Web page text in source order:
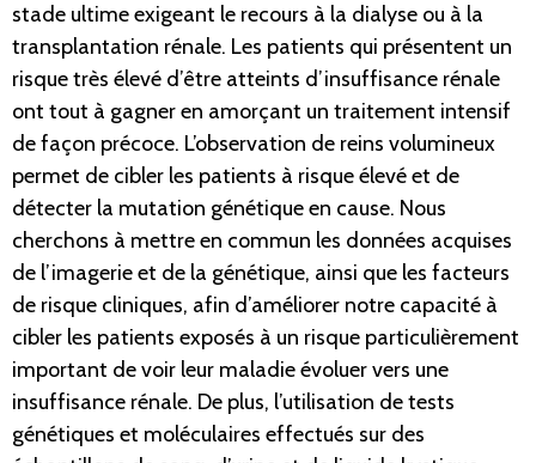
stade ultime exigeant le recours à la dialyse ou à la
transplantation rénale. Les patients qui présentent un
risque très élevé d’être atteints d’insuffisance rénale
ont tout à gagner en amorçant un traitement intensif
de façon précoce. L’observation de reins volumineux
permet de cibler les patients à risque élevé et de
détecter la mutation génétique en cause. Nous
cherchons à mettre en commun les données acquises
de l’imagerie et de la génétique, ainsi que les facteurs
de risque cliniques, afin d’améliorer notre capacité à
cibler les patients exposés à un risque particulièrement
important de voir leur maladie évoluer vers une
insuffisance rénale. De plus, l’utilisation de tests
génétiques et moléculaires effectués sur des